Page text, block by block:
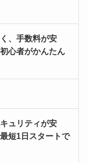
、手数料が安
初心者がかんたん
ュリティが安
短1日スタートで